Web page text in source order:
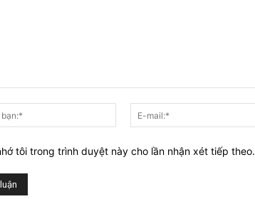
của
tôi trong trình duyệt này cho lần nhận xét tiếp theo.